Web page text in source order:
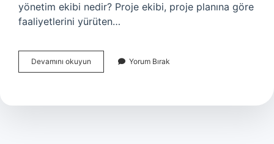
yönetim ekibi nedir? Proje ekibi, proje planına göre
faaliyetlerini yürüten…
Devamını okuyun
Yönetim
Oluşur
Yorum Bırak